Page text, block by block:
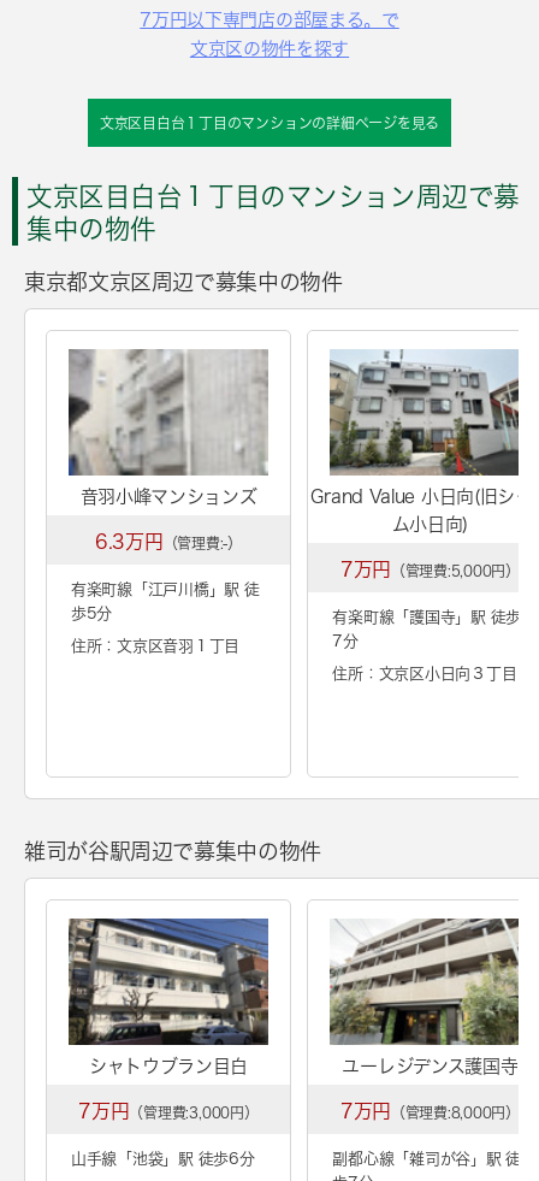
7万円以下専門店の部屋まる。で
文京区の物件を探す
文京区目白台１丁目のマンションの詳細ページを見る
文京区目白台１丁目のマンション周辺で募
集中の物件
東京都文京区周辺で募集中の物件
音羽小峰マンションズ
6.3万円 （管理費:-）
有楽町線「 江戸川橋」駅 徒
歩5分
住所：文京区音羽１丁目
Grand Value 小日向(旧シャ
ム小日向)
7万円 （管理費:5,000円）
有楽町線「護国寺」駅 徒歩
7分
住所：文京区小日向３丁目
雑司が谷駅周辺で募集中の物件
シャトウブラン目白
7万円 （管理費:3,000円）
山手線「 池袋」駅 徒歩6分
ユーレジデンス護国寺
7万円 （管理費:8,000円）
副都心線「雑司が谷 」駅 徒